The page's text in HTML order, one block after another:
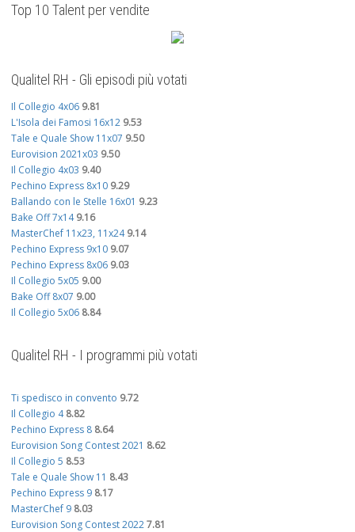
Top 10 Talent per vendite
Qualitel RH - Gli episodi più votati
Il Collegio 4x06 9.81
L'Isola dei Famosi 16x12 9.53
Tale e Quale Show 11x07 9.50
Eurovision 2021x03 9.50
Il Collegio 4x03 9.40
Pechino Express 8x10 9.29
Ballando con le Stelle 16x01 9.23
Bake Off 7x14 9.16
MasterChef 11x23, 11x24 9.14
Pechino Express 9x10 9.07
Pechino Express 8x06 9.03
Il Collegio 5x05 9.00
Bake Off 8x07 9.00
Il Collegio 5x06 8.84
Qualitel RH - I programmi più votati
Ti spedisco in convento 9.72
Il Collegio 4 8.82
Pechino Express 8 8.64
Eurovision Song Contest 2021 8.62
Il Collegio 5 8.53
Tale e Quale Show 11 8.43
Pechino Express 9 8.17
MasterChef 9 8.03
Eurovision Song Contest 20227.81